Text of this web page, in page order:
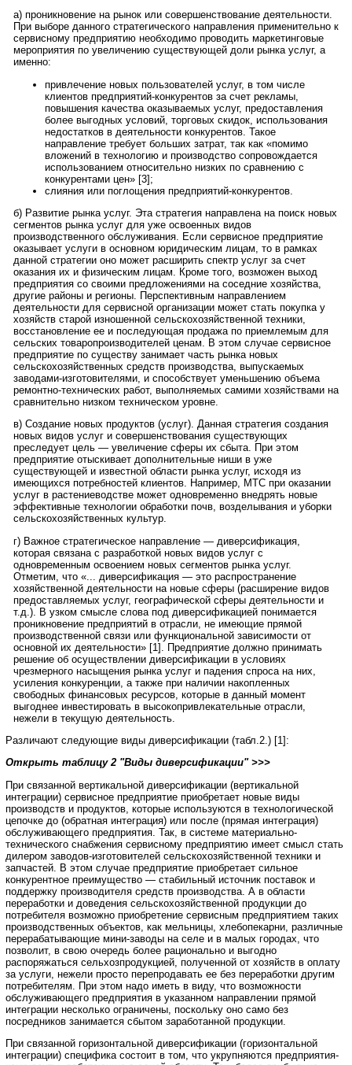
а) проникновение на рынок или совершенствование деятельности.
При выборе данного стратегического направления применительно к
сервисному предприятию необходимо проводить маркетинговые
мероприятия по увеличению существующей доли рынка услуг, а
именно:
привлечение новых пользователей услуг, в том числе
клиентов предприятий-конкурентов за счет рекламы,
повышения качества оказываемых услуг, предоставления
более выгодных условий, торговых скидок, использования
недостатков в деятельности конкурентов. Такое
направление требует больших затрат, так как «помимо
вложений в технологию и производство сопровождается
использованием относительно низких по сравнению с
конкурентами цен» [3];
слияния или поглощения предприятий-конкурентов.
б) Развитие рынка услуг. Эта стратегия направлена на поиск новых
сегментов рынка услуг для уже освоенных видов
производственного обслуживания. Если сервисное предприятие
оказывает услуги в основном юридическим лицам, то в рамках
данной стратегии оно может расширить спектр услуг за счет
оказания их и физическим лицам. Кроме того, возможен выход
предприятия со своими предложениями на соседние хозяйства,
другие районы и регионы. Перспективным направлением
деятельности для сервисной организации может стать покупка у
хозяйств старой изношенной сельскохозяйственной техники,
восстановление ее и последующая продажа по приемлемым для
сельских товаропроизводителей ценам. В этом случае сервисное
предприятие по существу занимает часть рынка новых
сельскохозяйственных средств производства, выпускаемых
заводами-изготовителями, и способствует уменьшению объема
ремонтно-технических работ, выполняемых самими хозяйствами на
сравнительно низком техническом уровне.
в) Создание новых продуктов (услуг). Данная стратегия создания
новых видов услуг и совершенствования существующих
преследует цель — увеличение сферы их сбыта. При этом
предприятие отыскивает дополнительные ниши в уже
существующей и известной области рынка услуг, исходя из
имеющихся потребностей клиентов. Например, МТС при оказании
услуг в растениеводстве может одновременно внедрять новые
эффективные технологии обработки почв, возделывания и уборки
сельскохозяйственных культур.
г) Важное стратегическое направление — диверсификация,
которая связана с разработкой новых видов услуг с
одновременным освоением новых сегментов рынка услуг.
Отметим, что «... диверсификация — это распространение
хозяйственной деятельности на новые сферы (расширение видов
предоставляемых услуг, географической сферы деятельности и
т.д.). В узком смысле слова под диверсификацией понимается
проникновение предприятий в отрасли, не имеющие прямой
производственной связи или функциональной зависимости от
основной их деятельности» [1]. Предприятие должно принимать
решение об осуществлении диверсификации в условиях
чрезмерного насыщения рынка услуг и падения спроса на них,
усиления конкуренции, а также при наличии накопленных
свободных финансовых ресурсов, которые в данный момент
выгоднее инвестировать в высокопривлекательные отрасли,
нежели в текущую деятельность.
Различают следующие виды диверсификации (табл.2.) [1]:
Открыть таблицу 2 "Виды диверсификации" >>>
При связанной вертикальной диверсификации (вертикальной
интеграции) сервисное предприятие приобретает новые виды
производств и продуктов, которые используются в технологической
цепочке до (обратная интеграция) или после (прямая интеграция)
обслуживающего предприятия. Так, в системе материально-
технического снабжения сервисному предприятию имеет смысл стать
дилером заводов-изготовителей сельскохозяйственной техники и
запчастей. В этом случае предприятие приобретает сильное
конкурентное преимущество — стабильный источник поставок и
поддержку производителя средств производства. А в области
переработки и доведения сельскохозяйственной продукции до
потребителя возможно приобретение сервисным предприятием таких
производственных объектов, как мельницы, хлебопекарни, различные
перерабатывающие мини-заводы на селе и в малых городах, что
позволит, в свою очередь более рационально и выгодно
распоряжаться сельхозпродукцией, полученной от хозяйств в оплату
за услуги, нежели просто перепродавать ее без переработки другим
потребителям. При этом надо иметь в виду, что возможности
обслуживающего предприятия в указанном направлении прямой
интеграции несколько ограничены, поскольку оно само без
посредников занимается сбытом заработанной продукции.
При связанной горизонтальной диверсификации (горизонтальной
интеграции) специфика состоит в том, что укрупняются предприятия-